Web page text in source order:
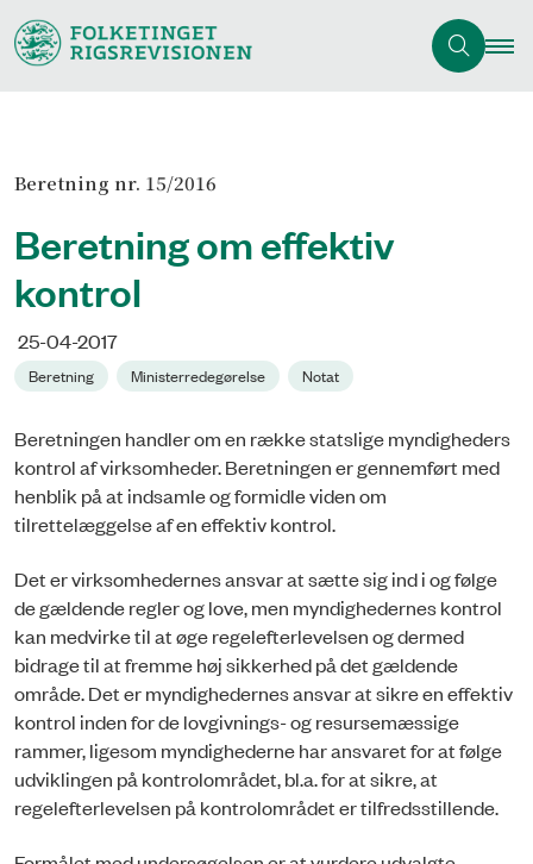
Beretning nr. 15/2016
Beretning om effektiv
kontrol
25-04-2017
Beretning Ministerredegørelse Notat
Beretningen handler om en række statslige myndigheders
kontrol af virksomheder. Beretningen er gennemført med
henblik på at indsamle og formidle viden om
tilrettelæggelse af en effektiv kontrol.
Det er virksomhedernes ansvar at sætte sig ind i og følge
de gældende regler og love, men myndighedernes kontrol
kan medvirke til at øge regelefterlevelsen og dermed
bidrage til at fremme høj sikkerhed på det gældende
område. Det er myndighedernes ansvar at sikre en effektiv
kontrol inden for de lovgivnings- og resursemæssige
rammer, ligesom myndighederne har ansvaret for at følge
udviklingen på kontrolområdet, bl.a. for at sikre, at
regelefterlevelsen på kontrolområdet er tilfredsstillende.